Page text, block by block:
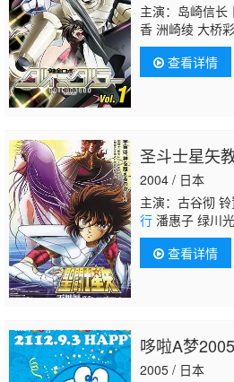
主演：岛崎信长
香 洲崎绫 大桥
人堀秀行村田太
郎 保村真 福岛
衣 巽悠衣子
查看详情
圣斗士星矢
2004 / 日本
主演：古谷彻
行潘惠子 绿川
山茉美 小野坂昌
雄 日野由利加
查看详情
哆啦A梦2005
2005 / 日本